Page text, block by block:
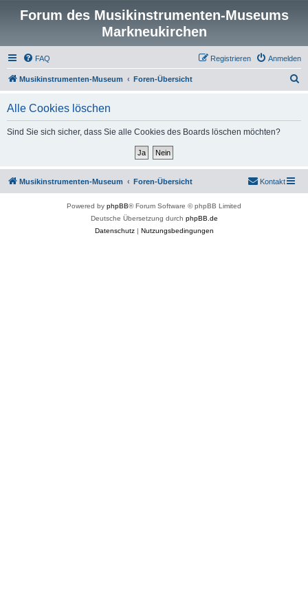
Forum des Musikinstrumenten-Museums
Markneukirchen
FAQ Anmelden
Registrieren
Musikinstrumenten-Museum Foren-Übersicht
Alle Cookies löschen
Sind Sie sich sicher, dass Sie alle Cookies des Boards löschen möchten?
Musikinstrumenten-Museum Foren-Übersicht Kontakt
Powered by phpBB® Forum Software © phpBB Limited
Deutsche Übersetzung durch phpBB.de
Datenschutz| Nutzungsbedingungen